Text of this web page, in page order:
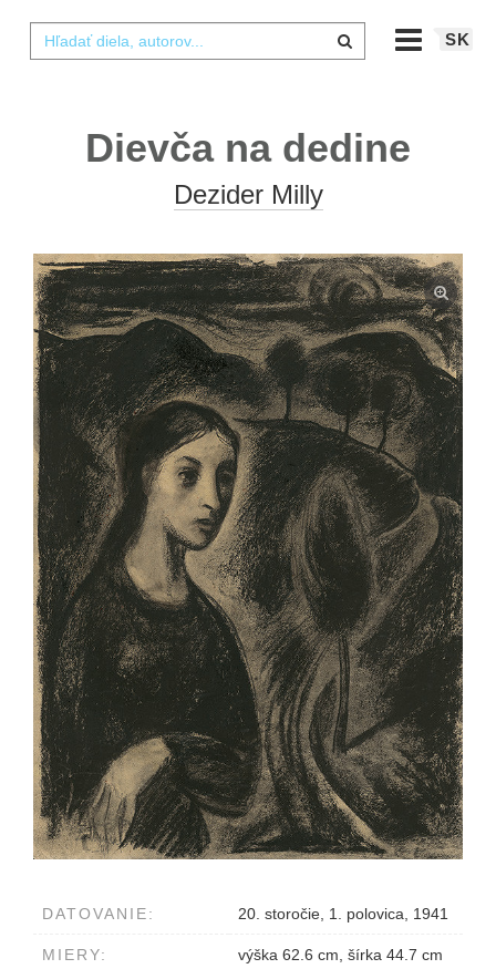
SK
Dievča na dedine
Dezider Milly
DATOVANIE: 20. storočie, 1. polovica, 1941
MIERY: výška 62.6 cm, šírka 44.7 cm